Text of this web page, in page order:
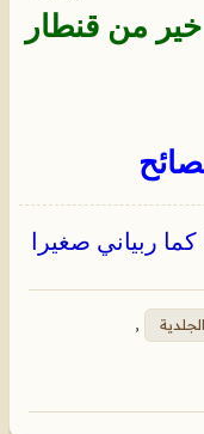
من قنطار
ربياني صغيرا
الجلدية ,